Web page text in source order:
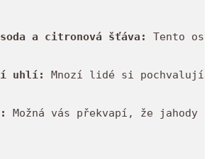
a citronová šťáva: Tento
uhlí: Mnozí lidé si pochvalují
Možná vás překvapí, že jahody